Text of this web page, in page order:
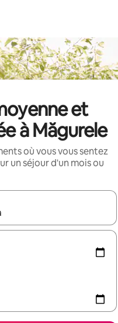
et
à Măgurele
où vous vous sentez
un séjour d'un mois ou
utilisez les flèches